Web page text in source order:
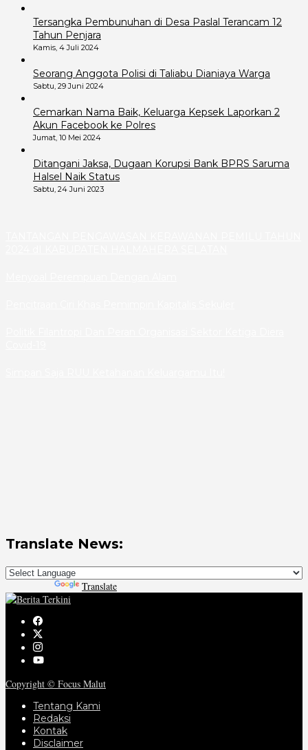
Tersangka Pembunuhan di Desa Paslal Terancam 12
Tahun Penjara
Kamis, 4 Juli 2024
Seorang Anggota Polisi di Taliabu Dianiaya Warga
Sabtu, 29 Juni 2024
Cemarkan Nama Baik, Keluarga Kepsek Laporkan 2
Akun Facebook ke Polres
Jumat, 10 Mei 2024
Ditangani Jaksa, Dugaan Korupsi Bank BPRS Saruma
Halsel Naik Status
Sabtu, 24 Juni 2023
Translate News:
Translate
Copyright © Focus Malut
Tentang Kami
Redaksi
Kontak
Disclaimer